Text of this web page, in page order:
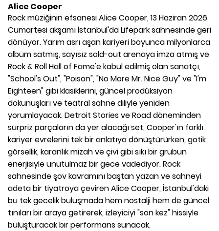
Alice Cooper
Rock müziğinin efsanesi Alice Cooper, 13 Haziran 2026
Cumartesi akşamı İstanbul'da Lifepark sahnesinde geri
dönüyor. Yarım asrı aşan kariyeri boyunca milyonlarca
albüm satmış, sayısız sold-out arenaya imza atmış ve
Rock & Roll Hall of Fame'e kabul edilmiş olan sanatçı,
"School's Out", "Poison", "No More Mr. Nice Guy" ve "I'm
Eighteen" gibi klasiklerini, güncel prodüksiyon
dokunuşları ve teatral sahne diliyle yeniden
yorumlayacak. Detroit Stories ve Road döneminden
sürpriz parçaların da yer alacağı set, Cooper'ın farklı
kariyer evrelerini tek bir anlatıya dönüştürürken, gotik
görsellik, karanlık mizah ve çivi gibi sıkı bir grubun
enerjisiyle unutulmaz bir gece vadediyor. Rock
sahnesinde şov kavramını baştan yazan ve sahneyi
adeta bir tiyatroya çeviren Alice Cooper, İstanbul'daki
bu tek gecelik buluşmada hem nostalji hem de güncel
tınıları bir araya getirerek, izleyiciyi "son kez" hissiyle
buluşturacak bir performans sunacak.